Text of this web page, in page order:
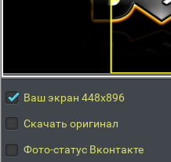
Ваш экран 448x896
Скачать оригинал
Фото-статус Вконтакте